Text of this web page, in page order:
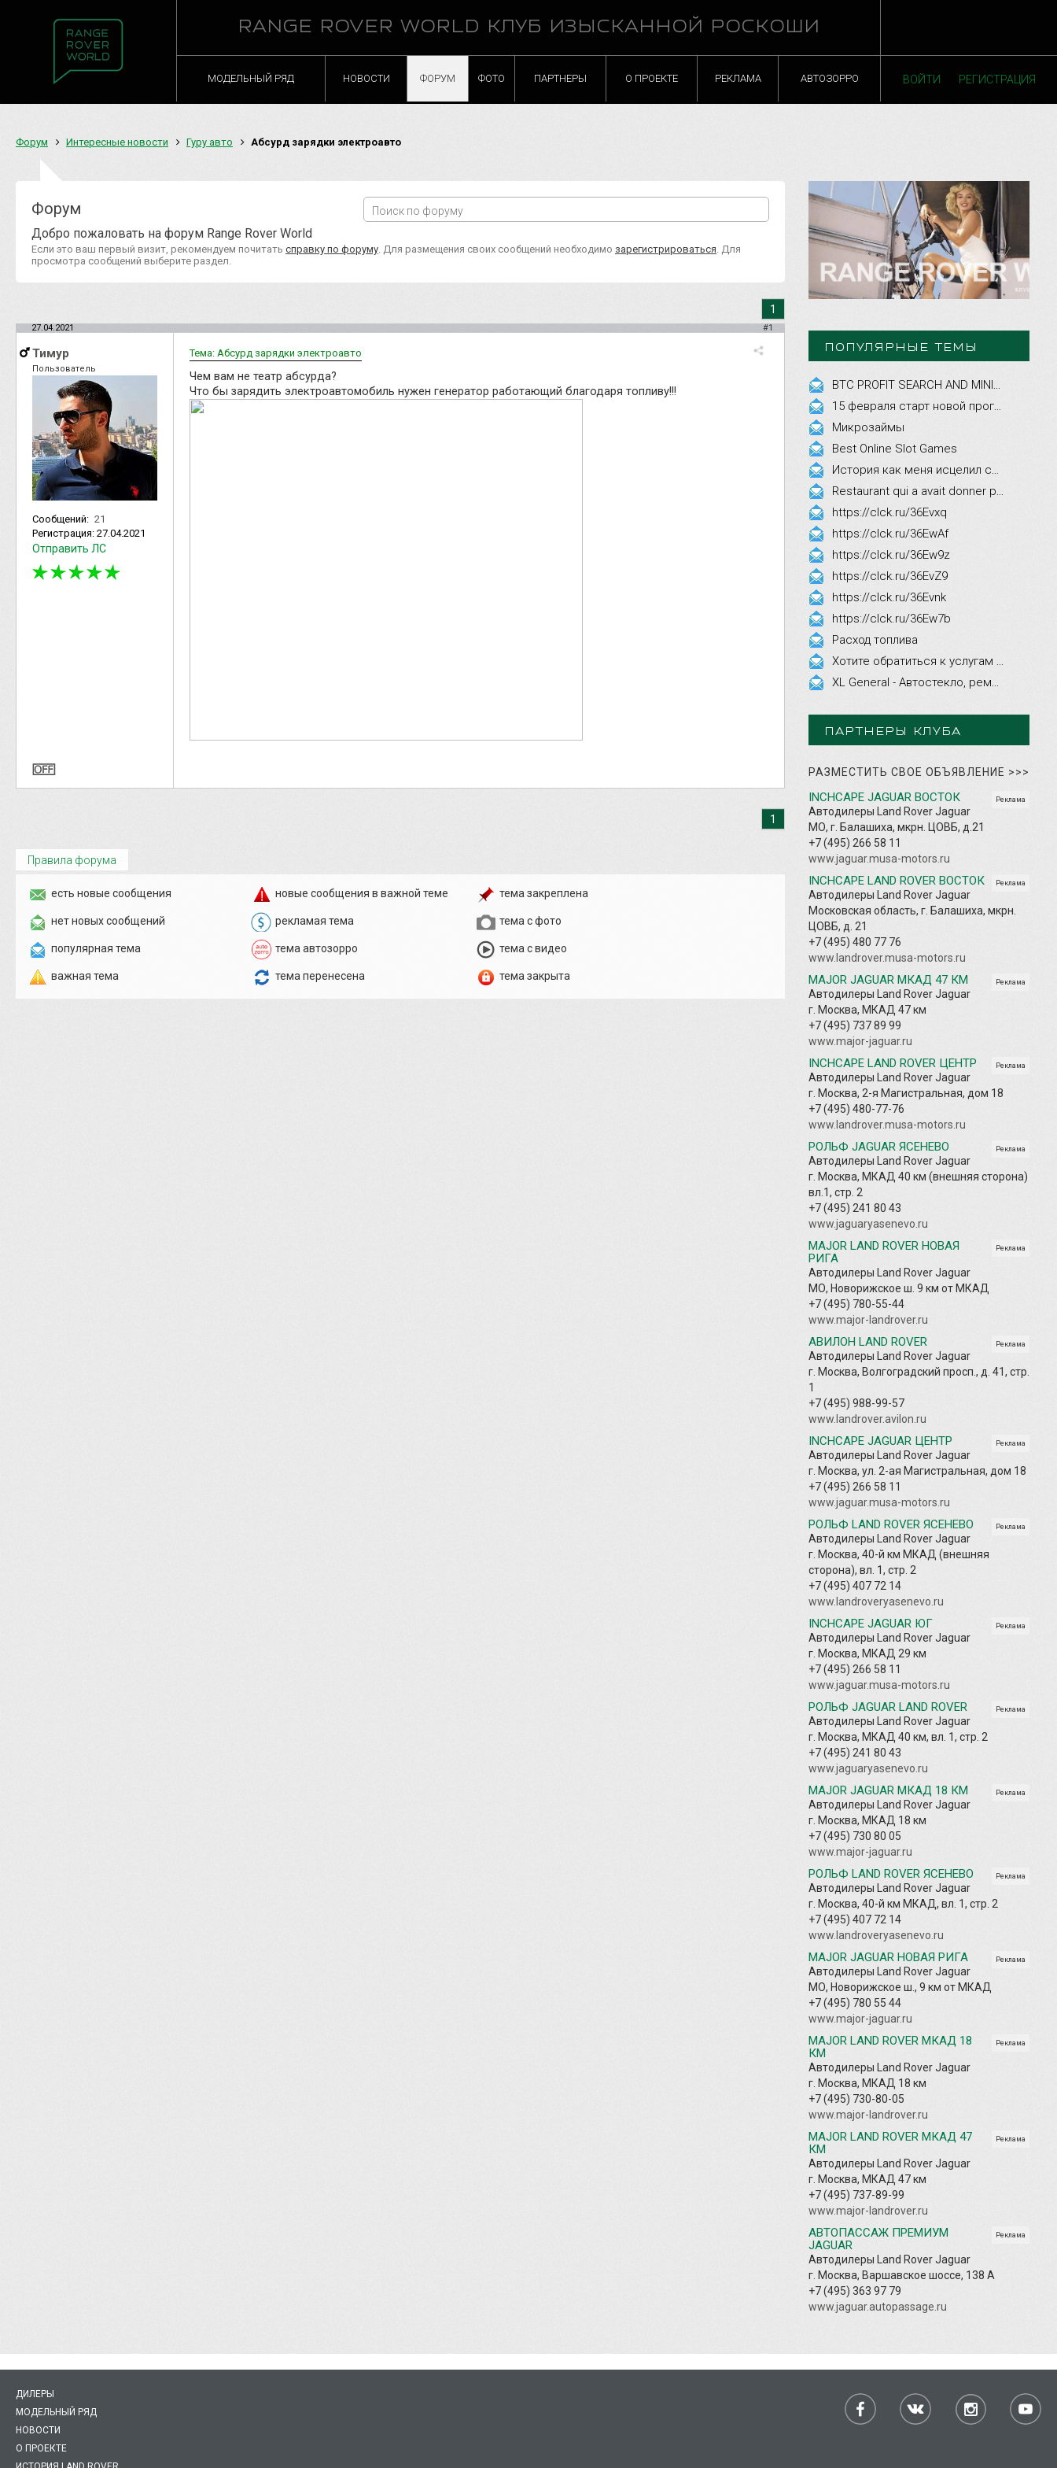
RANGE ROVER WORLD КЛУБ ИЗЫСКАННОЙ РОСКОШИ
МОДЕЛЬНЫЙ РЯД НОВОСТИ ФОРУМ ФОТО ПАРТНЕРЫ О ПРОЕКТЕ РЕКЛАМА АВТОЗОРРО ВОЙТИ РЕГИСТРАЦИЯ
Форум Интересные новости Гуру авто Абсурд зарядки электроавто
Форум
Добро пожаловать на форум Range Rover World
Если это ваш первый визит, рекомендуем почитать справку по форуму . Для размещения своих сообщений необходимо зарегистрироваться . Для
просмотра сообщений выберите раздел.
1
27.04.2021 #1
Тимур
Пользователь
Сообщений: 21
Регистрация: 27.04.2021
Отправить ЛС
Тема: Абсурд зарядки электроавто
Чем вам не театр абсурда?
Что бы зарядить электроавтомобиль нужен генератор работающий благодаря топливу!!!
1
Правила форума
есть новые сообщения
нет новых сообщений
популярная тема
важная тема
новые сообщения в важной теме
рекламая тема
тема автозорро
тема перенесена
тема закреплена
тема с фото
тема с видео
тема закрыта
ПОПУЛЯРНЫЕ ТЕМЫ
Микрозаймы
Best Online Slot Games
https://clck.ru/36Evxq
https://clck.ru/36EwAf
https://clck.ru/36Ew9z
https://clck.ru/36EvZ9
https://clck.ru/36Evnk
https://clck.ru/36Ew7b
Расход топлива
ПАРТНЕРЫ КЛУБА
РАЗМЕСТИТЬ СВОЕ ОБЪЯВЛЕНИЕ >>>
Реклама
INCHCAPE JAGUAR ВОСТОК
Автодилеры Land Rover Jaguar
МО, г. Балашиха, мкрн. ЦОВБ, д.21
+7 (495) 266 58 11
www.jaguar.musa-motors.ru
Реклама
INCHCAPE LAND ROVER ВОСТОК
Автодилеры Land Rover Jaguar
Московская область, г. Балашиха, мкрн.
ЦОВБ, д. 21
+7 (495) 480 77 76
www.landrover.musa-motors.ru
Реклама
MAJOR JAGUAR МКАД 47 КМ
Автодилеры Land Rover Jaguar
г. Москва, МКАД 47 км
+7 (495) 737 89 99
www.major-jaguar.ru
Реклама
INCHCAPE LAND ROVER ЦЕНТР
Автодилеры Land Rover Jaguar
г. Москва, 2-я Магистральная, дом 18
+7 (495) 480-77-76
www.landrover.musa-motors.ru
Реклама
РОЛЬФ JAGUAR ЯСЕНЕВО
Автодилеры Land Rover Jaguar
г. Москва, МКАД 40 км (внешняя сторона)
вл.1, стр. 2
+7 (495) 241 80 43
www.jaguaryasenevo.ru
Реклама
MAJOR LAND ROVER НОВАЯ
РИГА
Автодилеры Land Rover Jaguar
МО, Новорижское ш. 9 км от МКАД
+7 (495) 780-55-44
www.major-landrover.ru
Реклама
АВИЛОН LAND ROVER
Автодилеры Land Rover Jaguar
г. Москва, Волгоградский просп., д. 41, стр.
1
+7 (495) 988-99-57
www.landrover.avilon.ru
Реклама
INCHCAPE JAGUAR ЦЕНТР
Автодилеры Land Rover Jaguar
г. Москва, ул. 2-ая Магистральная, дом 18
+7 (495) 266 58 11
www.jaguar.musa-motors.ru
Реклама
РОЛЬФ LAND ROVER ЯСЕНЕВО
Автодилеры Land Rover Jaguar
г. Москва, 40-й км МКАД (внешняя
сторона), вл. 1, стр. 2
+7 (495) 407 72 14
www.landroveryasenevo.ru
Реклама
INCHCAPE JAGUAR ЮГ
Автодилеры Land Rover Jaguar
г. Москва, МКАД 29 км
+7 (495) 266 58 11
www.jaguar.musa-motors.ru
Реклама
РОЛЬФ JAGUAR LAND ROVER
Автодилеры Land Rover Jaguar
г. Москва, МКАД 40 км, вл. 1, стр. 2
+7 (495) 241 80 43
www.jaguaryasenevo.ru
Реклама
MAJOR JAGUAR МКАД 18 КМ
Автодилеры Land Rover Jaguar
г. Москва, МКАД 18 км
+7 (495) 730 80 05
www.major-jaguar.ru
Реклама
РОЛЬФ LAND ROVER ЯСЕНЕВО
Автодилеры Land Rover Jaguar
г. Москва, 40-й км МКАД, вл. 1, стр. 2
+7 (495) 407 72 14
www.landroveryasenevo.ru
Реклама
MAJOR JAGUAR НОВАЯ РИГА
Автодилеры Land Rover Jaguar
МО, Новорижское ш., 9 км от МКАД
+7 (495) 780 55 44
www.major-jaguar.ru
Реклама
MAJOR LAND ROVER МКАД 18
КМ
Автодилеры Land Rover Jaguar
г. Москва, МКАД 18 км
+7 (495) 730-80-05
www.major-landrover.ru
Реклама
MAJOR LAND ROVER МКАД 47
КМ
Автодилеры Land Rover Jaguar
г. Москва, МКАД 47 км
+7 (495) 737-89-99
www.major-landrover.ru
Реклама
АВТОПАССАЖ ПРЕМИУМ
JAGUAR
Автодилеры Land Rover Jaguar
г. Москва, Варшавское шоссе, 138 А
+7 (495) 363 97 79
www.jaguar.autopassage.ru
ДИЛЕРЫ
МОДЕЛЬНЫЙ РЯД
НОВОСТИ
О ПРОЕКТЕ